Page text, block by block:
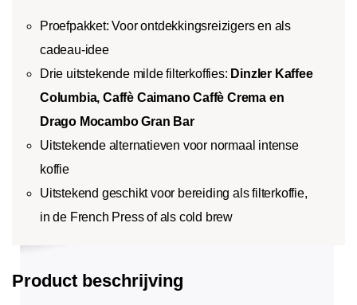
Proefpakket: Voor ontdekkingsreizigers en als
cadeau-idee
Drie uitstekende milde filterkoffies: Dinzler Kaffee
Columbia,Caffè Caimano Caffè Crema en
Drago Mocambo Gran Bar
Uitstekende alternatieven voor normaal intense
koffie
Uitstekend geschikt voor bereiding als filterkoffie,
in de French Press of als cold brew
Product beschrijving